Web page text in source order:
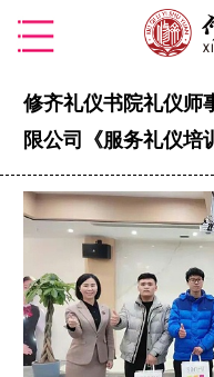
修齐礼仪书院礼仪师
限公司《服务礼仪培